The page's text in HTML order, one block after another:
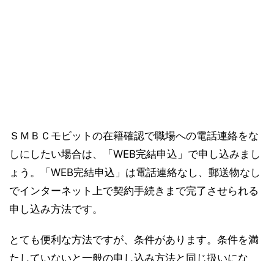
ＳＭＢＣモビットの在籍確認で職場への電話連絡をな
しにしたい場合は、「WEB完結申込」で申し込みまし
ょう。「WEB完結申込」は電話連絡なし、郵送物なし
でインターネット上で契約手続きまで完了させられる
申し込み方法です。
とても便利な方法ですが、条件があります。条件を満
たしていないと一般の申し込み方法と同じ扱いにな